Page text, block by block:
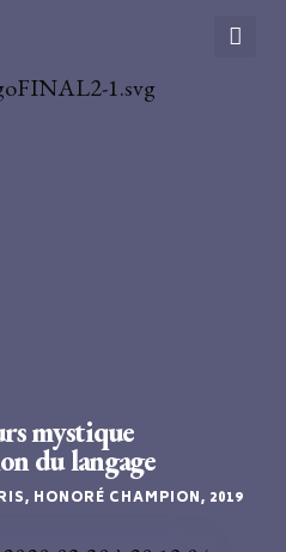
mystique
du langage
HONORÉ CHAMPION, 2019